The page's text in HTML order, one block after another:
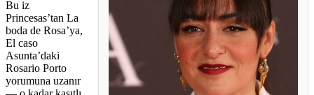
Bu iz
Princesas’tan La
boda de Rosa’ya,
El caso
Asunta’daki
Rosario Porto
yorumuna uzanır